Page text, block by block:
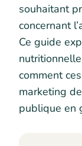
souhaitant
concernant
Ce guide
comment
marketing
publique en